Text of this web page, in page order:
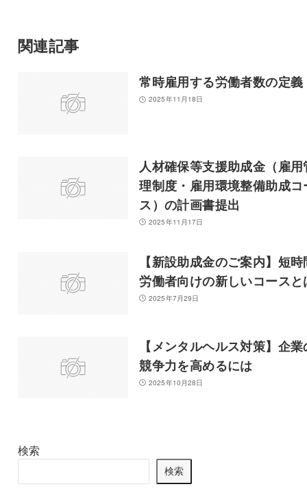
関連記事
常時雇用する労働者数の定義
2025年11月18日
人材確保等支援助成金（雇用
理制度・雇用環境整備助成コ
ス）の計画書提出
2025年11月17日
【新設助成金のご案内】短時
労働者向けの新しいコースと
2025年7月29日
【メンタルヘルス対策】企業
競争力を高めるには
2025年10月28日
検索
検索